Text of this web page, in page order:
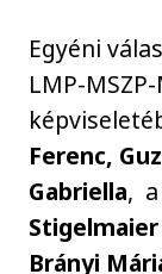
Egyéni
LMP-
Ferenc,
Gabriella, a
Brányi